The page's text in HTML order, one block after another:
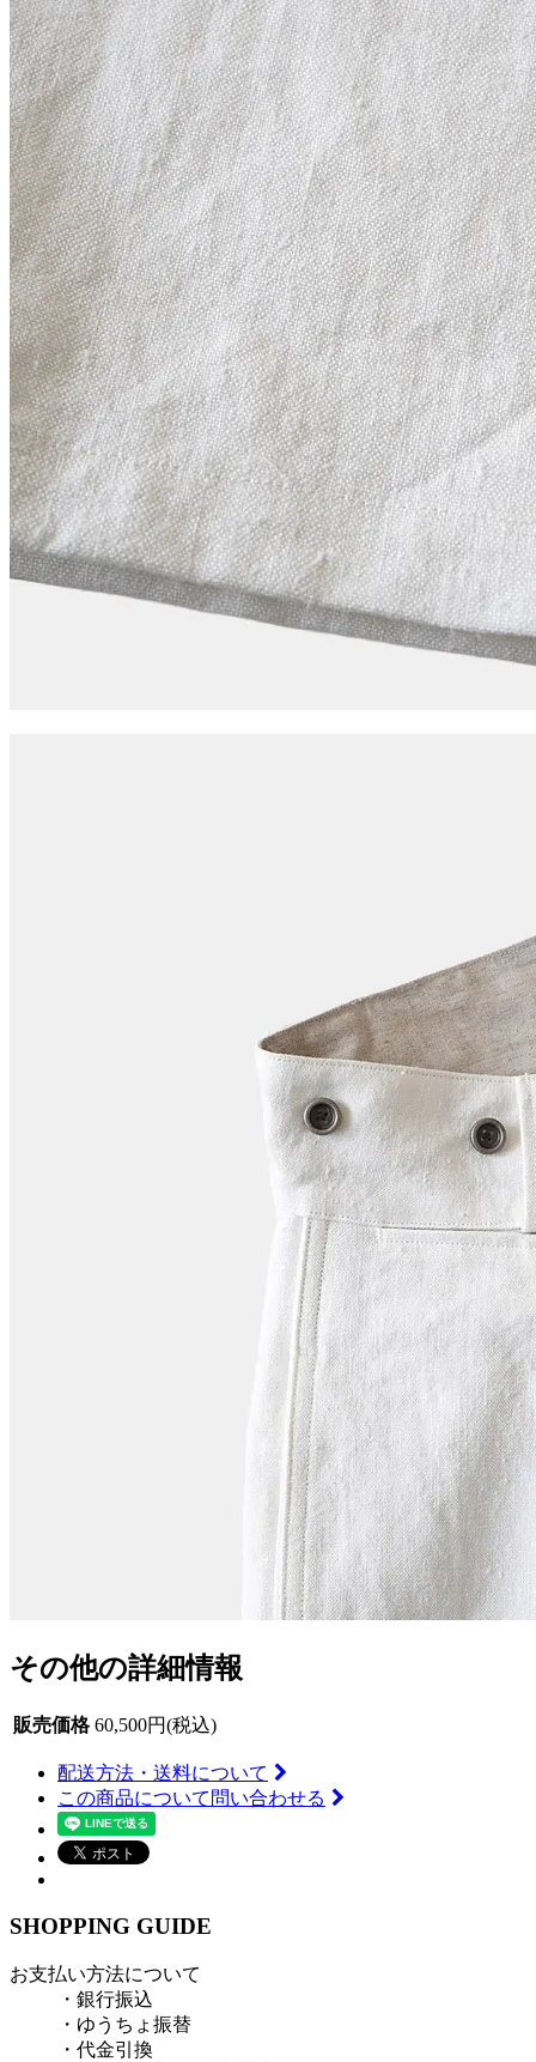
その他の詳細情報
販売価格 60,500円(税込)
配送方法・送料について
この商品について問い合わせる
SHOPPING GUIDE
お支払い方法について
・銀行振込
・ゆうちょ振替
・代金引換